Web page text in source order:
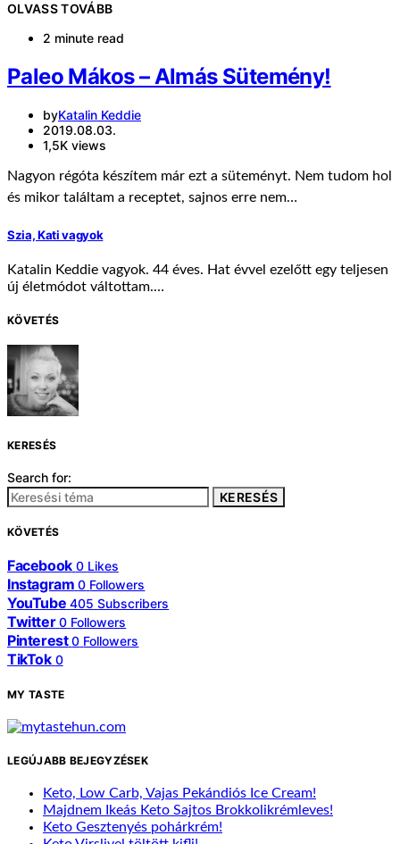
OLVASS TOVÁBB
2 minute read
Paleo Mákos – Almás Sütemény!
byKatalin Keddie
2019.08.03.
1,5K views
Nagyon régóta készítem már ezt a süteményt. Nem tudom hol
és mikor találtam a receptet, sajnos erre nem…
Szia, Kati vagyok
Katalin Keddie vagyok. 44 éves. Hat évvel ezelőtt egy teljesen
új életmódot váltottam.…
KÖVETÉS
KERESÉS
Search for:
KERESÉS
KÖVETÉS
Facebook 0 Likes
Instagram 0 Followers
YouTube 405 Subscribers
Twitter 0 Followers
Pinterest 0 Followers
TikTok 0
MY TASTE
LEGÚJABB BEJEGYZÉSEK
Keto, Low Carb, Vajas Pekándiós Ice Cream!
Majdnem Ikeás Keto Sajtos Brokkolikrémleves!
Keto Gesztenyés pohárkrém!